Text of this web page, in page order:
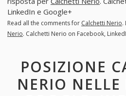
LinkedIn e Google+
Read all the comments for Calchetti Nerio.
Nerio. Calchetti Nerio on Facebook,
POSIZIONE
NERIO